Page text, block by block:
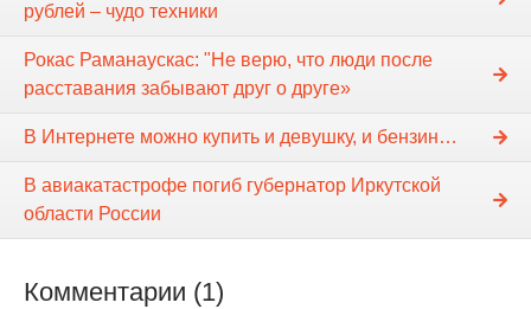
рублей – чудо техники
Рокас Раманаускас: "Не верю, что люди после
расставания забывают друг о друге»
В Интернете можно купить и девушку, и бензин…
В авиакатастрофе погиб губернатор Иркутской
области России
Комментарии (1)